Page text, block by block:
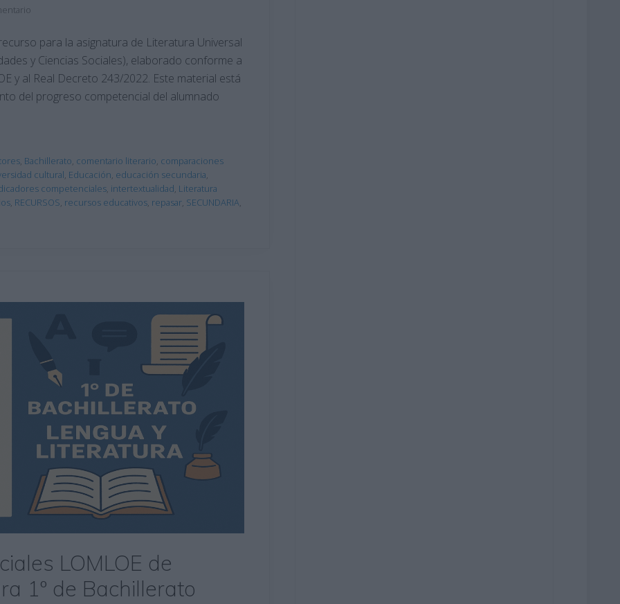
para la asignatura de Literatura Universal
y Ciencias Sociales), elaborado conforme a
y al Real Decreto 243/2022. Este material está
del progreso competencial del alumnado
, Bachillerato, comentario literario, comparaciones
cultural, Educación, educación secundaria,
competenciales, intertextualidad, Literatura
, RECURSOS, recursos educativos, repasar, SECUNDARIA,
LOMLOE de
1º de Bachillerato